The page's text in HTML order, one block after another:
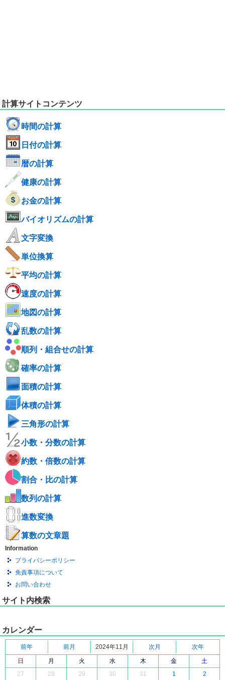
計算サイトコンテンツ
時間の計算
日付の計算
暦の計算
健康の計算
お金の計算
バイオリズムの計算
文字変換
単位換算
平均の計算
速度の計算
地図の計算
乱数の計算
順列・組合せの計算
確率の計算
面積の計算
体積の計算
三角形の計算
小数・分数の計算
約数・倍数の計算
割合・比の計算
数列の計算
進数変換
算数の文章題
Information
プライバシーポリシー
免責事項について
お問い合わせ
サイト内検索
カレンダー
前年 前月 2024年11月 次月
次年
日
月 火 水 木 金
土
27
28 29 30 31 1 2